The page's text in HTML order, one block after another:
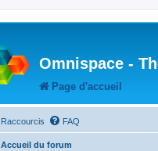
Omnispace -
Page d'accueil
Raccourcis FAQ
Accueil du forum